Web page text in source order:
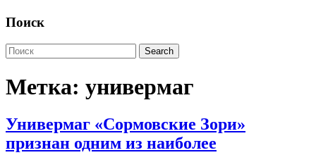
Поиск
Метка: универмаг
Универмаг «Сормовские Зори»
признан одним из наиболее